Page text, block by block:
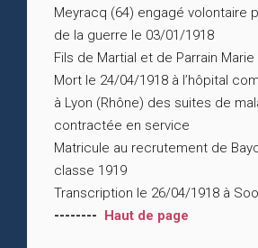
Meyracq (64) engagé volontaire
de la guerre le 03/01/1918
Fils de Martial et de Parrain Marie
Mort le 24/04/1918 à l’hôpital
à Lyon (Rhône) des suites de
contractée en service
Matricule au recrutement de
classe 1919
Transcription le 26/04/1918 à
-------- Haut de page